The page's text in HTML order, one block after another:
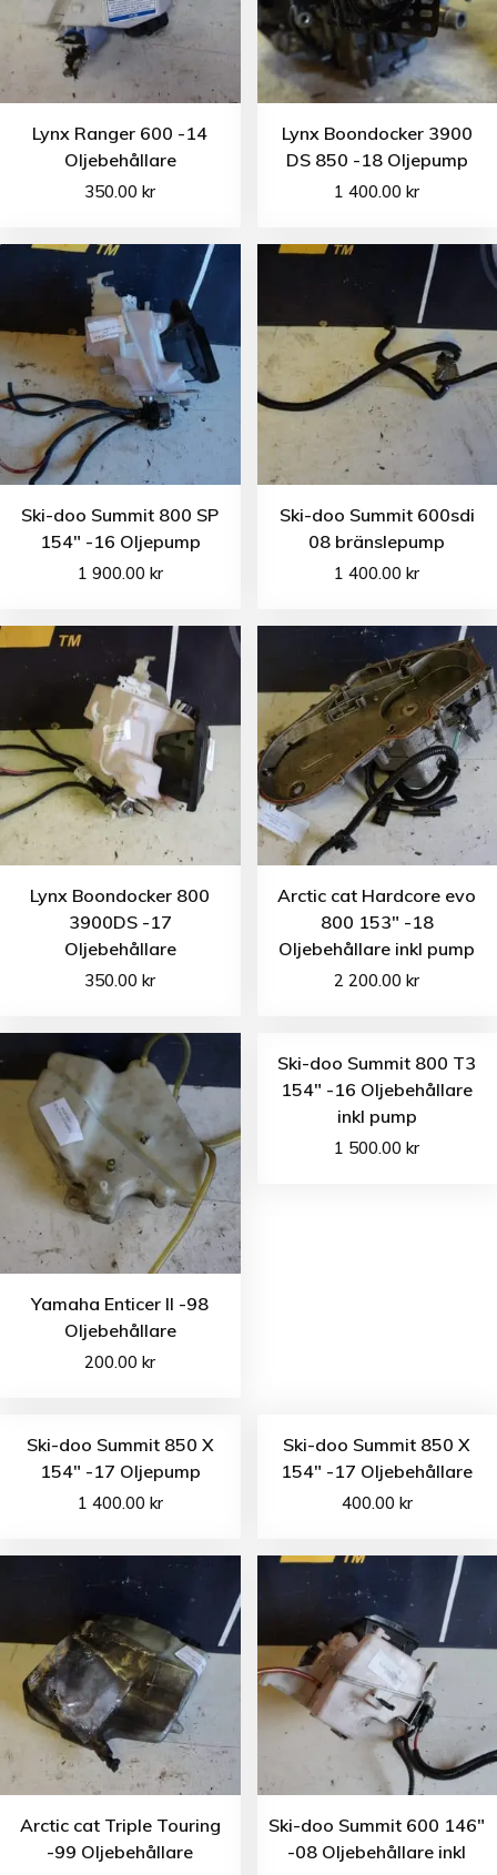
Lynx Ranger 600 -14
Oljebehållare
350.00kr
Lynx Boondocker 3900
DS 850 -18 Oljepump
1 400.00kr
Ski-doo Summit 800 SP
154″ -16 Oljepump
1 900.00 kr
Ski-doo Summit 600sdi
08 bränslepump
1 400.00kr
Lynx Boondocker 800
3900DS -17
Oljebehållare
350.00kr
Arctic cat Hardcore evo
800 153″ -18
Oljebehållare inkl pump
2 200.00kr
Yamaha Enticer II -98
Oljebehållare
200.00kr
Ski-doo Summit 800 T3
154″ -16 Oljebehållare
inkl pump
1 500.00kr
Ski-doo Summit 850 X
154″ -17 Oljepump
1 400.00 kr
Ski-doo Summit 850 X
154″ -17 Oljebehållare
400.00 kr
Arctic cat Triple Touring
-99 Oljebehållare
Ski-doo Summit 600 146″
-08 Oljebehållare inkl